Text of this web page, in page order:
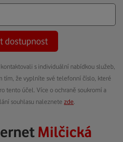
dostupnost
s individuální nabídkou služeb,
tím, že vyplníte své telefonní číslo, které
tento účel. Více o ochraně soukromí a
souhlasu naleznete zde
Milčická